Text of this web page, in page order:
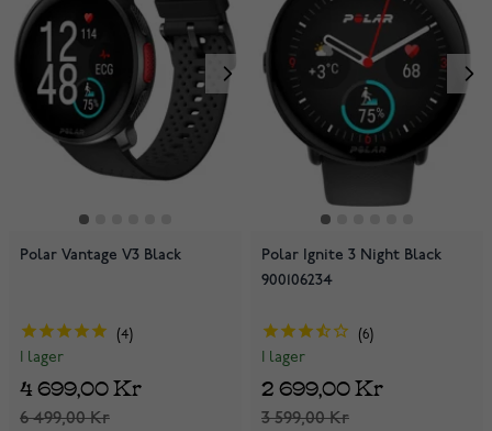
Polar Vantage V3 Black
4
I lager
6 499,00 Kr
4 699,00 Kr
Polar Ignite 3 Night Black
900106234
6
I lager
3 599,00 Kr
2 699,00 Kr